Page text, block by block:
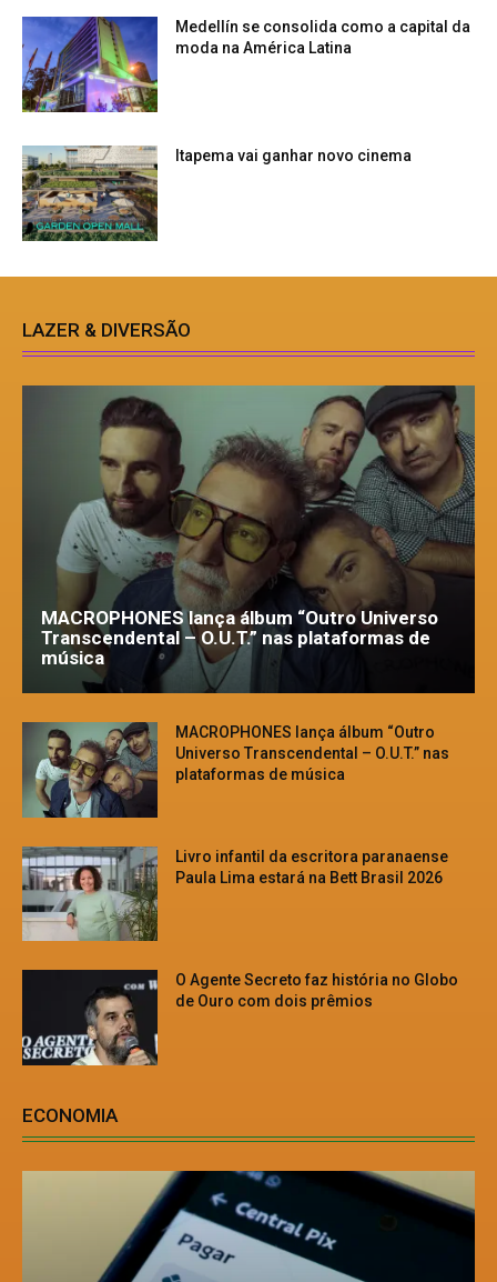
Medellín se consolida como a capital da
moda na América Latina
Itapema vai ganhar novo cinema
LAZER & DIVERSÃO
MACROPHONES lança álbum “Outro Universo
Transcendental – O.U.T.” nas plataformas de
música
MACROPHONES lança álbum “Outro
Universo Transcendental – O.U.T.” nas
plataformas de música
Livro infantil da escritora paranaense
Paula Lima estará na Bett Brasil 2026
O Agente Secreto faz história no Globo
de Ouro com dois prêmios
ECONOMIA